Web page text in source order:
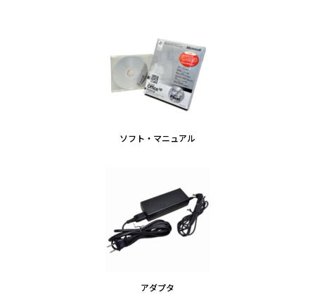
ソフト・マニュアル
アダプタ